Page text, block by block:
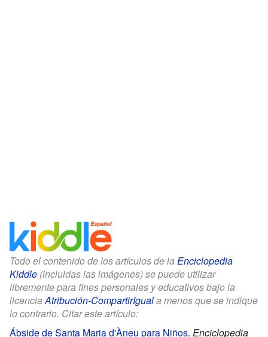
Todo el contenido de los artículos de la Enciclopedia
Kiddle (incluidas las imágenes) se puede utilizar
libremente para fines personales y educativos bajo la
licenciaAtribución-CompartirIguala menos que se indique
lo contrario. Citar este artículo:
Ábside de Santa Maria d'Àneu para Niños. Enciclopedia